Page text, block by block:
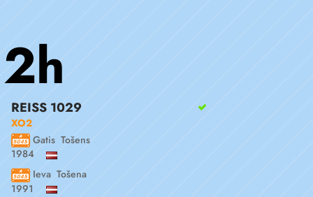
2h
REISS 1029
XO2
Gatis Tošens
1984
Ieva Tošena
1991